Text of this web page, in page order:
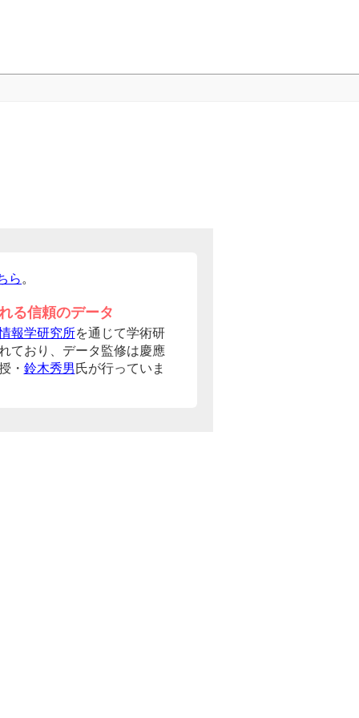
ら 。
る信頼のデータ
報学研究所を通じて学術研
ており、データ監修は慶應
・ 鈴木秀男 氏が行っていま